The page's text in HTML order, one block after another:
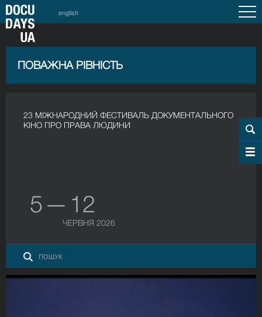
english
ПОВАЖНА РІВНІСТЬ
23 МІЖНАРОДНИЙ ФЕСТИВАЛЬ ДОКУМЕНТАЛЬНОГО
КІНО ПРО ПРАВА ЛЮДИНИ
5 — 12
ЧЕРВНЯ 2026